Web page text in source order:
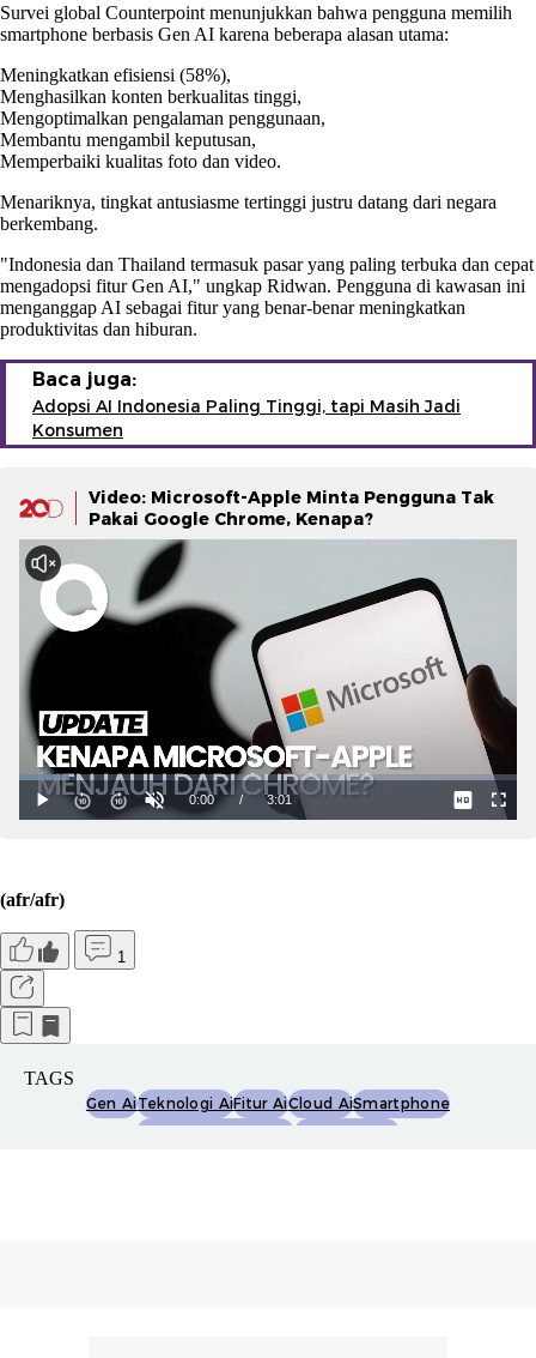
Survei global Counterpoint menunjukkan bahwa pengguna memilih
smartphone berbasis Gen AI karena beberapa alasan utama:
Meningkatkan efisiensi (58%),
Menghasilkan konten berkualitas tinggi,
Mengoptimalkan pengalaman penggunaan,
Membantu mengambil keputusan,
Memperbaiki kualitas foto dan video.
Menariknya, tingkat antusiasme tertinggi justru datang dari negara
berkembang.
"Indonesia dan Thailand termasuk pasar yang paling terbuka dan cepat
mengadopsi fitur Gen AI," ungkap Ridwan. Pengguna di kawasan ini
menganggap AI sebagai fitur yang benar-benar meningkatkan
produktivitas dan hiburan.
Baca juga:
Adopsi AI Indonesia Paling Tinggi, tapi Masih Jadi
Konsumen
Video: Microsoft-Apple Minta Pengguna Tak
Pakai Google Chrome, Kenapa?
(afr/afr)
1
TAGS
Gen AiTeknologi AiFitur AiCloud AiSmartphone
Tren Teknologi 2028 Counterpoint